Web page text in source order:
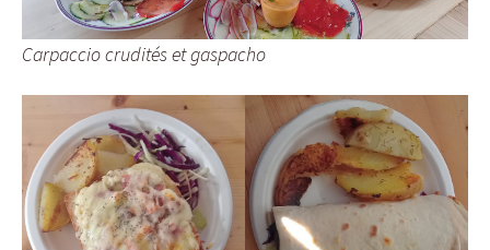
Carpaccio crudités et gaspacho